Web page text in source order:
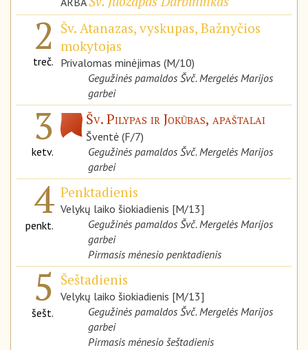
2
treč.
Šv. Atanazas, vyskupas, Bažnyčios
mokytojas
Privalomas minėjimas (M/10)
Gegužinės pamaldos Švč. Mergelės Marijos
garbei
3
ketv.
Šv. Pilypas ir Jokūbas, apaštalai
Šventė (F/7)
Gegužinės pamaldos Švč. Mergelės Marijos
garbei
4
penkt.
Penktadienis
Velykų laiko šiokiadienis [M/13]
Gegužinės pamaldos Švč. Mergelės Marijos
garbei
Pirmasis mėnesio penktadienis
5
šešt.
Šeštadienis
Velykų laiko šiokiadienis [M/13]
Gegužinės pamaldos Švč. Mergelės Marijos
garbei
Pirmasis mėnesio šeštadienis